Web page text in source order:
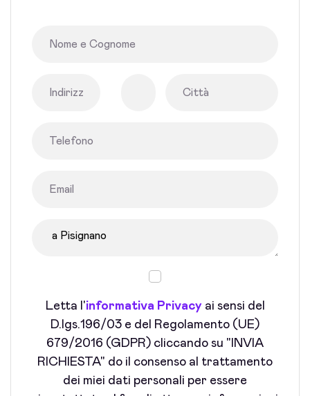
Letta l'informativa Privacyai sensi del
D.lgs.196/03 e del Regolamento (UE)
679/2016 (GDPR) cliccando su "INVIA
RICHIESTA" do il consenso al trattamento
dei miei dati personali per essere